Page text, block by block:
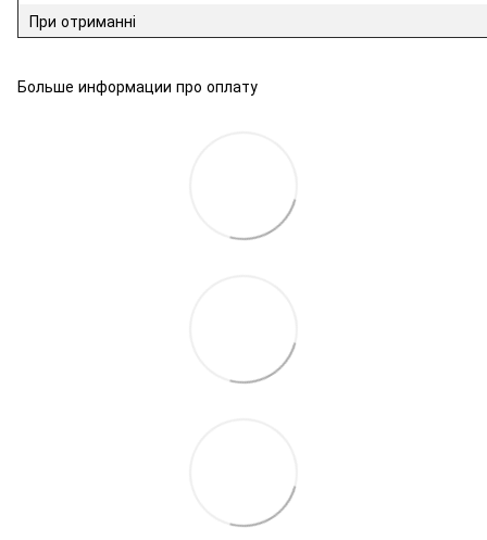
При отриманні
Больше информации про оплату